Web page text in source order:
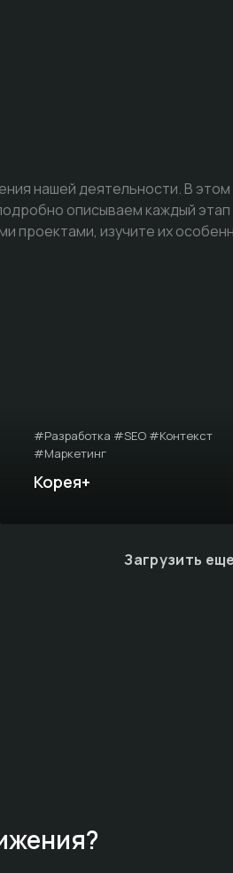
нашей деятельности. В
описываем каждый
проектами, изучите их
#Разработка #SEO #Контекст
#Маркетинг
Корея+
Загрузить еще